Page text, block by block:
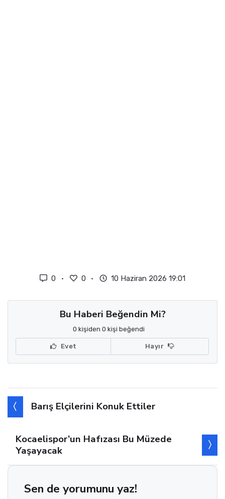
0 0 10 Haziran 2026 19:01
Bu Haberi Beğendin Mi?
0 kişiden 0 kişi beğendi
Evet Hayır
Barış Elçilerini Konuk Ettiler
Kocaelispor’un Hafızası Bu Müzede
Yaşayacak
Sen de yorumunu yaz!